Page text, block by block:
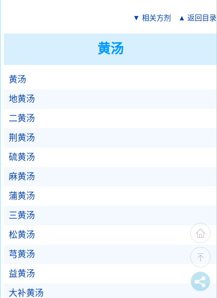
▼ 相关方剂 ▲ 返回目录
黄汤
黄汤
地黄汤
二黄汤
荆黄汤
硫黄汤
麻黄汤
蒲黄汤
三黄汤
松黄汤
芎黄汤
益黄汤
大补黄汤